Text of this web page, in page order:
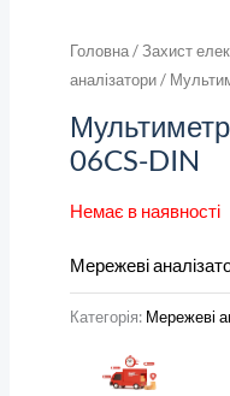
Головна/Захист
аналізатори/
06CS-DIN
Немає в наявності
Мережеві
Категорія: Мережеві